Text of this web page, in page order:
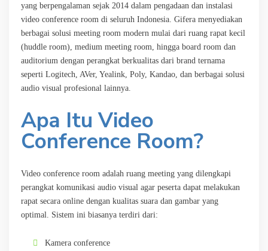
yang berpengalaman sejak 2014 dalam pengadaan dan instalasi
video conference room di seluruh Indonesia. Gifera menyediakan
berbagai solusi meeting room modern mulai dari ruang rapat kecil
(huddle room), medium meeting room, hingga board room dan
auditorium dengan perangkat berkualitas dari brand ternama
seperti Logitech, AVer, Yealink, Poly, Kandao, dan berbagai solusi
audio visual profesional lainnya.
Apa Itu Video
Conference Room?
Video conference room adalah ruang meeting yang dilengkapi
perangkat komunikasi audio visual agar peserta dapat melakukan
rapat secara online dengan kualitas suara dan gambar yang
optimal. Sistem ini biasanya terdiri dari:
Kamera conference